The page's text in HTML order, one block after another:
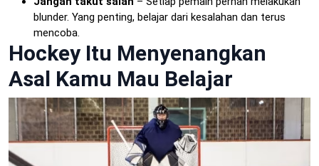
blunder. Yang penting, belajar dari kesalahan dan terus
mencoba.
Hockey Itu Menyenangkan
Asal Kamu Mau Belajar